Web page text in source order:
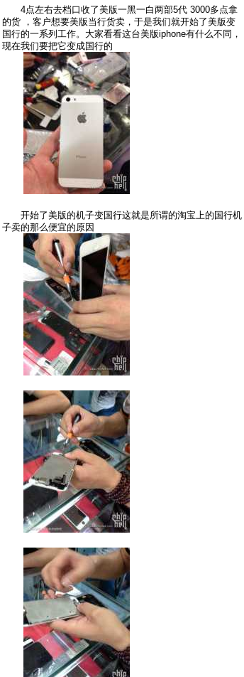
4点左右去档口收了美版一黑一白两部5代 3000多点拿
的货 ，客户想要美版当行货卖，于是我们就开始了美版变
国行的一系列工作。大家看看这台美版iphone有什么不同，
现在我们要把它变成国行的
开始了美版的机子变国行这就是所谓的淘宝上的国行机
子卖的那么便宜的原因